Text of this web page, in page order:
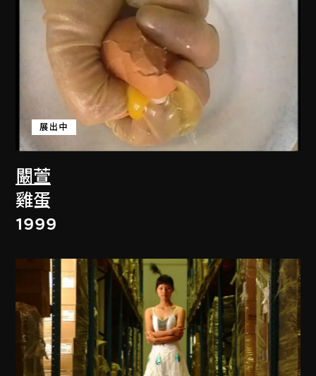
闞萱
展出中
雞蛋
1999